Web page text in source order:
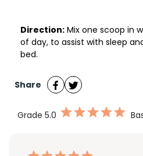
Direction: Mix one scoop in
of day, to assist with sleep
bed.
Share
Grade 5.0